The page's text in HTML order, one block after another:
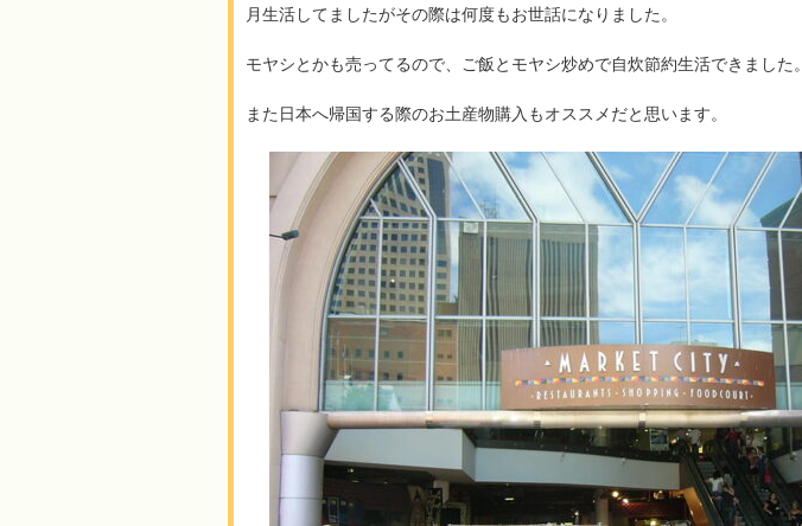
月生活してましたがその際は何度もお世話になりました。
モヤシとかも売ってるので、ご飯とモヤシ炒めで自炊節約生活できました。
また日本へ帰国する際のお土産物購入もオススメだと思います。